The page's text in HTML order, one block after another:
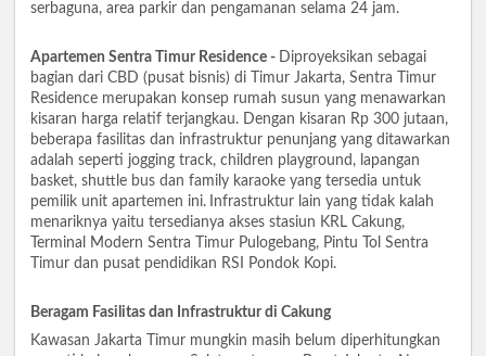
serbaguna, area parkir dan pengamanan selama 24 jam.
Apartemen Sentra Timur Residence - Diproyeksikan sebagai
bagian dari CBD (pusat bisnis) di Timur Jakarta, Sentra Timur
Residence merupakan konsep rumah susun yang menawarkan
kisaran harga relatif terjangkau. Dengan kisaran Rp 300 jutaan,
beberapa fasilitas dan infrastruktur penunjang yang ditawarkan
adalah seperti jogging track, children playground, lapangan
basket, shuttle bus dan family karaoke yang tersedia untuk
pemilik unit apartemen ini. Infrastruktur lain yang tidak kalah
menariknya yaitu tersedianya akses stasiun KRL Cakung,
Terminal Modern Sentra Timur Pulogebang, Pintu Tol Sentra
Timur dan pusat pendidikan RSI Pondok Kopi.
Beragam Fasilitas dan Infrastruktur di Cakung
Kawasan Jakarta Timur mungkin masih belum diperhitungkan